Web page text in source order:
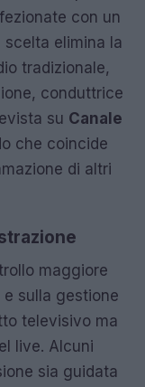
con un
scelta elimina la
tradizionale,
conduttrice
su Canale
che coincide
di altri
maggiore
sulla gestione
televisivo ma
live. Alcuni
sia guidata